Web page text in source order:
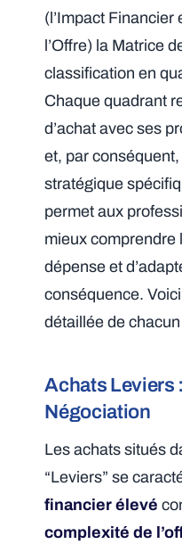
(l’Impact Financier
l’Offre) la Matrice
classification en
Chaque quadrant
d’achat avec ses
et, par
stratégique
permet aux
mieux comprendre
dépense et
conséquence.
détaillée de
Achats Leviers
Négociation
Les achats situés
“Leviers” se
financier élevé
complexité de